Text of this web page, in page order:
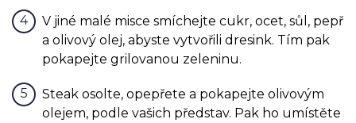
V jiné malé misce smíchejte cukr, ocet, sůl, pepř
a olivový olej, abyste vytvořili dresink. Tím pak
pokapejte grilovanou zeleninu.
Steak osolte, opepřete a pokapejte olivovým
olejem, podle vašich představ. Pak ho umístěte